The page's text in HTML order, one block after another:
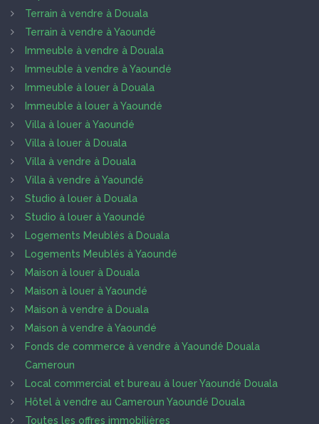
Terrain à vendre à Douala
Terrain à vendre à Yaoundé
Immeuble à vendre à Douala
Immeuble à vendre à Yaoundé
Immeuble à louer à Douala
Immeuble à louer à Yaoundé
Villa à louer à Yaoundé
Villa à louer à Douala
Villa à vendre à Douala
Villa à vendre à Yaoundé
Studio à louer à Douala
Studio à louer à Yaoundé
Logements Meublés à Douala
Logements Meublés à Yaoundé
Maison à louer à Douala
Maison à louer à Yaoundé
Maison à vendre à Douala
Maison à vendre à Yaoundé
Fonds de commerce à vendre à Yaoundé Douala
Cameroun
Local commercial et bureau à louer Yaoundé Douala
Hôtel à vendre au Cameroun Yaoundé Douala
Toutes les offres immobilières